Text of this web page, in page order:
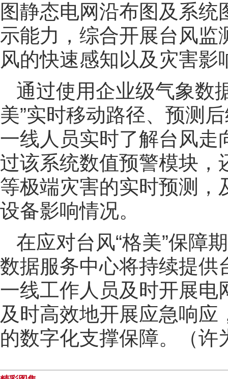
图静态电网沿布图及系
示能力，综合开展台风监
风的快速感知以及灾害影
通过使用企业级气象数
美”实时移动路径、预测
一线人员实时了解台风走
过该系统数值预警模块，
等极端灾害的实时预测，
设备影响情况。
在应对台风“格美”保障
数据服务中心将持续提供
一线工作人员及时开展电
及时高效地开展应急响
的数字化支撑保障。（许